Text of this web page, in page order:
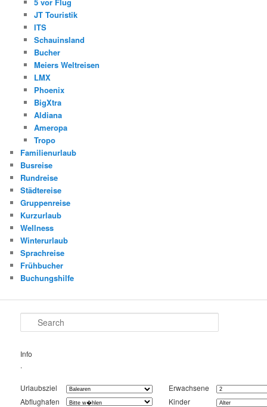
JT Touristik
ITS
Schauinsland
Bucher
Meiers Weltreisen
LMX
Phoenix
BigXtra
Aldiana
Ameropa
Tropo
Familienurlaub
Busreise
Rundreise
Städtereise
Gruppenreise
Kurzurlaub
Wellness
Winterurlaub
Sprachreise
Frühbucher
Buchungshilfe
Search
Info
.
Urlaubsziel
Erwachsene
Abflughafen
Kinder